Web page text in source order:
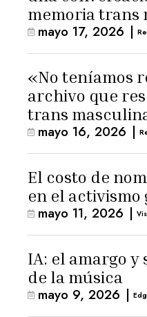
memoria trans
mayo 17, 2026 |
«No teníamos
archivo que
trans
Latinoamérica
mayo 16, 2026 |
El costo de
en el
mayo 11, 2026 |
IA: el amargo
de la música
mayo 9, 2026 |